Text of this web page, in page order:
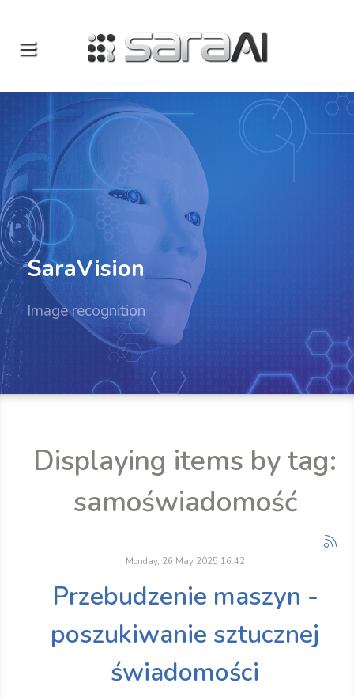
SaraVision
Image recognition
Displaying items by tag:
samoświadomość
Monday, 26 May 2025 16:42
Przebudzenie maszyn -
poszukiwanie sztucznej
świadomości